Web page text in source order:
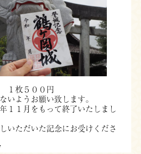
枚５００円
いようお願い致します。
１１月をもって終了いたしまし
いただいた記念にお受けくださ